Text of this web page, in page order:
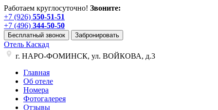
Работаем круглосуточно! Звоните:
+7 (926) 550-51-51
+7 (496) 344-50-50
Бесплатный звонок Забронировать
Отель Каскад
г. НАРО-ФОМИНСК, ул. ВОЙКОВА, д.3
Главная
Об отеле
Номера
Фотогалерея
Отзывы